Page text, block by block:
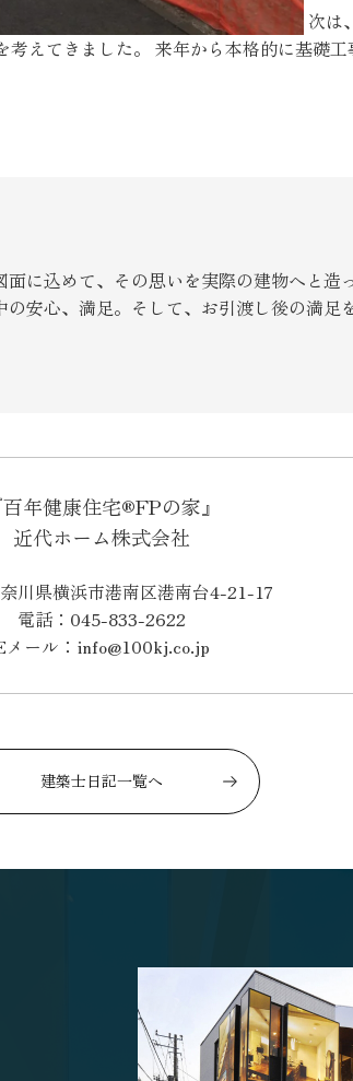
インテリアコーディネ
ZEHについて
オンライン相談
次は
えてきました。 来年から本格的に基礎
面に込めて、その思いを実際の建物へと造
の安心、満足。そして、お引渡し後の満足
百年健康住宅®FPの家』
近代ホーム株式会社
川県横浜市港南区港南台4-21-17
電話：045-833-2622
メール：info@100kj.co.jp
建築士日記一覧へ